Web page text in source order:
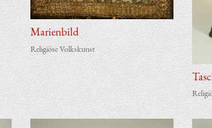
Mari­en­bild
Religiöse Volkskunst